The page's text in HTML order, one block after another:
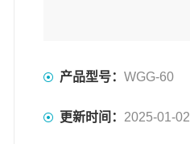
产品型号： WGG-60
更新时间： 2025-01-02